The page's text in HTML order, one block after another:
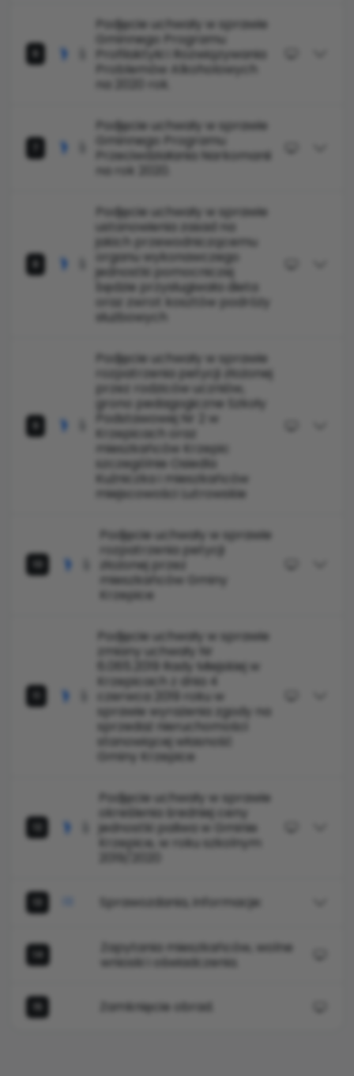
Podjęcie uchwały w sprawie
Gminnego Programu
Profilaktyki i Rozwiązywania
Problemów Alkoholowych
na 2020 rok.
Podjęcie uchwały w sprawie
Gminnego Programu
Przeciwdziałania Narkomanii
na rok 2020.
Podjęcie uchwały w sprawie
ustanowienia zasad na
jakich przewodniczącemu
organu wykonawczego
jednostki pomocniczej
będzie przysługiwała dieta
oraz zwrot kosztów podróży
służbowych
Podjęcie uchwały w sprawie
rozpatrzenia petycji złożonej
przez rodziców uczniów,
grono pedagogiczne Szkoły
Podstawowej Nr 2 w
Krzepicach oraz
mieszkańców Krzepic
szczególnie Osiedla
Kuźniczka i mieszkańców
miejscowości Lutrowskie
Podjęcie uchwały w sprawie
rozpatrzenia petycji
złożonej przez
mieszkańców Gminy
Krzepice
Podjęcie uchwały w sprawie
zmiany uchwały Nr
6.065.2019 Rady Miejskiej w
Krzepicach z dnia 4
czerwca 2019 roku w
sprawie wyrażenia zgody na
sprzedaż nieruchomości
stanowiącej własność
Gminy Krzepice
Podjęcie uchwały w sprawie
określenia średniej ceny
jednostki paliwa w Gminie
Krzepice, w roku szkolnym
Sprawozdania, informacje:
14
Zapytania mieszkańców, wolne
wnioski i oświadczenia.
Zamknięcie obrad.